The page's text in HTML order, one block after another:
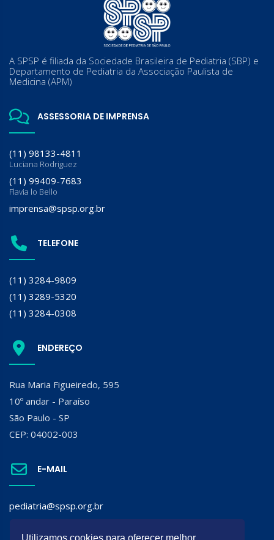
A SPSP é filiada da Sociedade Brasileira de Pediatria (SBP) e
Departamento de Pediatria da Associação Paulista de
Medicina (APM)
ASSESSORIA DE IMPRENSA
(11) 98133-4811
Luciana Rodriguez
(11) 99409-7683
Flavia lo Bello
imprensa@spsp.org.br
TELEFONE
(11) 3284-9809
(11) 3289-5320
(11) 3284-0308
ENDEREÇO
Rua Maria Figueiredo, 595
10º andar - Paraíso
São Paulo - SP
CEP: 04002-003
E-MAIL
pediatria@spsp.org.br
Utilizamos cookies para oferecer melhor